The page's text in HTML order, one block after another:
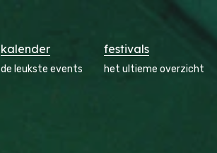
kalender
de leukste events
festivals
het ultieme overzicht